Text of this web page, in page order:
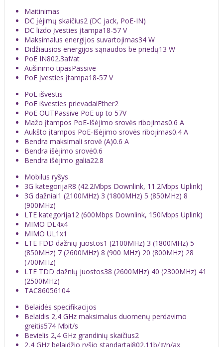
Maitinimas
DC įėjimų skaičius2 (DC jack, PoE-IN)
DC lizdo įvesties įtampa18-57 V
Maksimalus energijos suvartojimas34 W
Didžiausios energijos sąnaudos be priedų13 W
PoE IN802.3af/at
Aušinimo tipasPassive
PoE įvesties įtampa18-57 V
PoE išvestis
PoE išvesties prievadaiEther2
PoE OUTPassive PoE up to 57V
Mažo įtampos PoE-Išėjimo srovės ribojimas0.6 A
Aukšto įtampos PoE-Išėjimo srovės ribojimas0.4 A
Bendra maksimali srovė (A)0.6 A
Bendra išėjimo srovė0.6
Bendra išėjimo galia22.8
Mobilus ryšys
3G kategorijaR8 (42.2Mbps Downlink, 11.2Mbps Uplink)
3G dažniai1 (2100MHz) 3 (1800MHz) 5 (850MHz) 8
(900MHz)
LTE kategorija12 (600Mbps Downlink, 150Mbps Uplink)
MIMO DL4x4
MIMO UL1x1
LTE FDD dažnių juostos1 (2100MHz) 3 (1800MHz) 5
(850MHz) 7 (2600MHz) 8 (900 MHz) 20 (800MHz) 28
(700MHz)
LTE TDD dažnių juostos38 (2600MHz) 40 (2300MHz) 41
(2500MHz)
TAC86056104
Belaidės specifikacijos
Belaidis 2,4 GHz maksimalus duomenų perdavimo
greitis574 Mbit/s
Bevielis 2,4 GHz grandinių skaičius2
2,4 GHz belaidžio ryšio standartai802.11b/g/n/ax